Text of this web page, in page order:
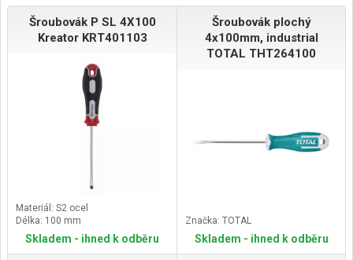
Šroubovák P SL 4X100
Kreator KRT401103
Materiál: S2 ocel
Délka: 100 mm
Skladem - ihned k odběru
Šroubovák plochý
4x100mm, industrial
TOTAL THT264100
Značka: TOTAL
Skladem - ihned k odběru